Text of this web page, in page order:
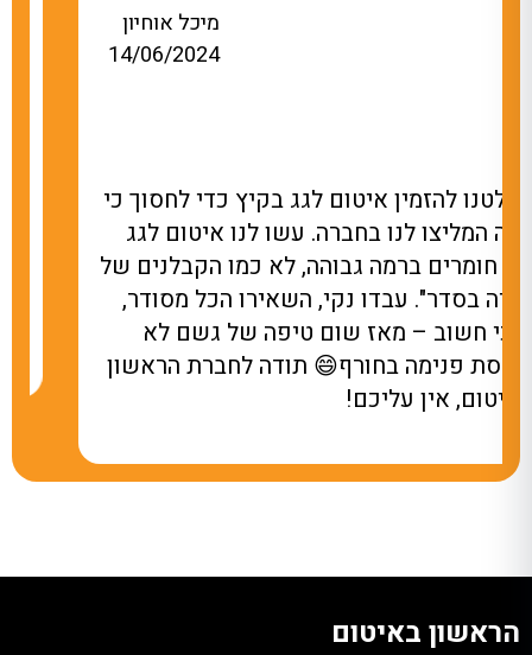
לחסוך כי
לגג
של
מסודר,
לא
הראשון
עשו לנו איטום למרפסת שבכל
גשם נהייתה בריכה. מאז שהקבלן
באיטום סידר את זה, לא רואים
מאמינה שחיכינו עם זה כל כך הרבה
אחלה חברה, תודה על שירותכם.
הראשון באיטום